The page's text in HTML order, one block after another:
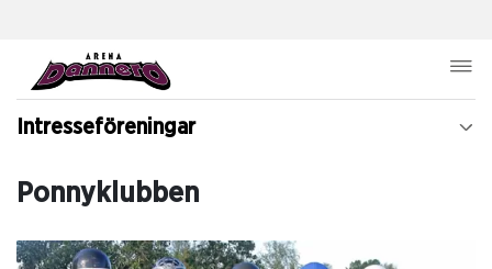
Intresseföreningar
Ponnyklubben